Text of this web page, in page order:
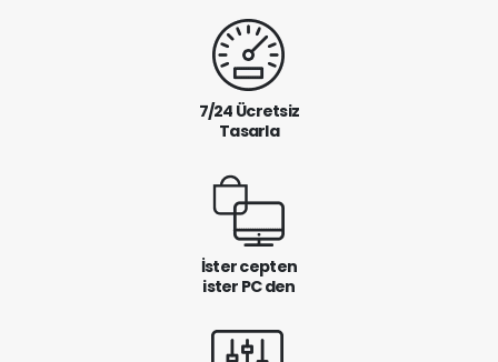
7/24 Ücretsiz
Tasarla
İster cepten
ister PC den